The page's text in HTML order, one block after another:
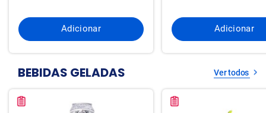
Adicionar Adicionar
BEBIDAS GELADAS Ver todos